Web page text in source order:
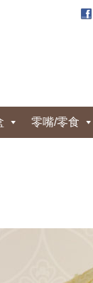
零嘴/零食